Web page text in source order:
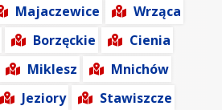
Majaczewice
Wrząca
Borzęckie
Cienia
Miklesz
Mnichów
Jeziory
Stawiszcze